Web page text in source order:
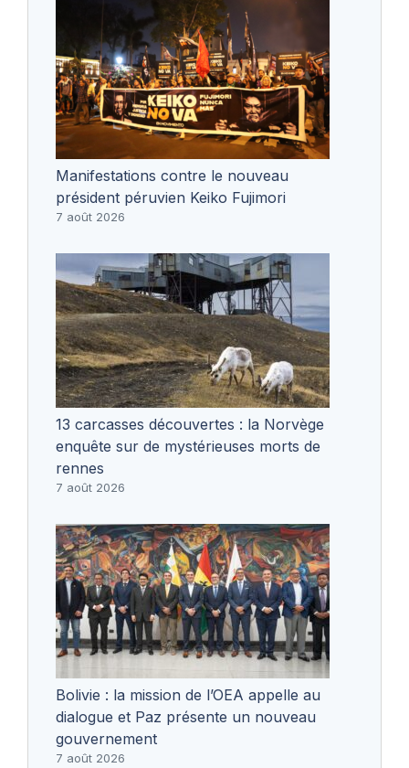
Manifestations contre le nouveau
président péruvien Keiko Fujimori
7 août 2026
13 carcasses découvertes : la Norvège
enquête sur de mystérieuses morts de
rennes
7 août 2026
Bolivie : la mission de l’OEA appelle au
dialogue et Paz présente un nouveau
gouvernement
7 août 2026